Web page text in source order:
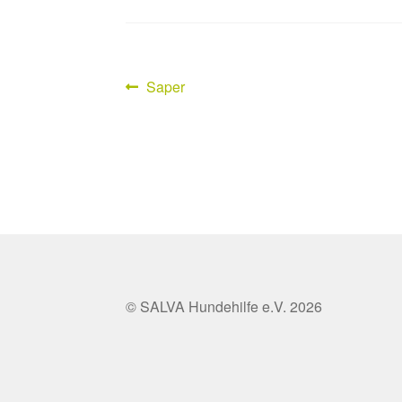
Beitragsnavigation
Vorheriger
Saper
© SALVA Hundehilfe e.V. 2026